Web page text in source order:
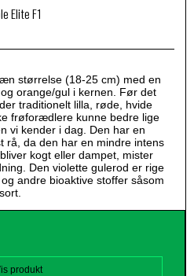
Elite F1
størrelse (18-25 cm) med en
orange/gul i kernen. Før det
traditionelt lilla, røde, hvide
frøforædlere kunne bedre lige
vi kender i dag. Den har en
rå, da den har en mindre intens
kogt eller dampet, mister
Den violette gulerod er rige
andre bioaktive stoffer såsom
produkt